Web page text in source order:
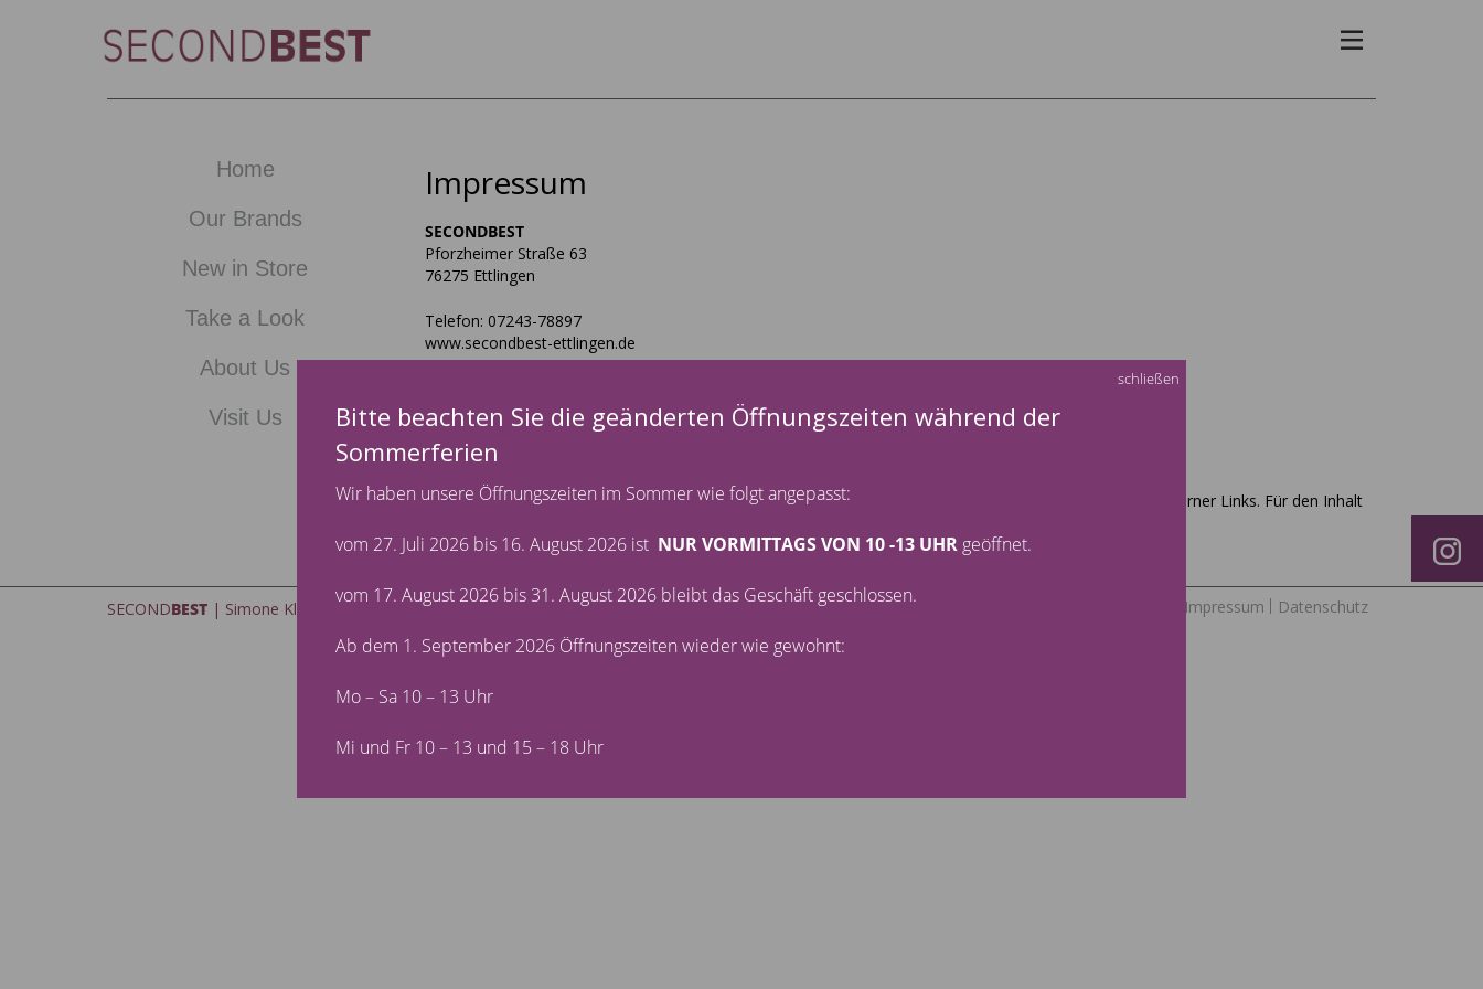
to
content
Home
Our Brands
New in Store
Take a Look
About Us
Visit Us
Impressum
SECONDBEST
Pforzheimer Straße 63
76275 Ettlingen
Telefon: 07243-78897
www.secondbest-ettlingen.de
Umsatzsteuer-Identifikationsnummer gemäß § 27 a
Umsatzsteuergesetz: DE 3112635610
Haftungshinweis: Trotz sorgfältiger inhaltlicher Kontrolle übernehmen wir keine Haftung für die Inhalte externer Links. Für den Inhalt
SECONDBEST | Simone Klüpfel | Pforzheimer Straße 63 | 76275 Ettlingen | Phone: 07243-78897 Impressum Datenschutz
Bitte beachten Sie die geänderten Öffnungszeiten während der
Sommerferien
Wir haben unsere Öffnungszeiten im Sommer wie folgt angepasst:
vom 27. Juli 2026 bis 16. August 2026 ist NUR VORMITTAGS VON 10 -13 UHRgeöffnet.
vom 17. August 2026 bis 31. August 2026 bleibt das Geschäft geschlossen.
Ab dem 1. September 2026 Öffnungszeiten wieder wie gewohnt:
Mo – Sa 10 – 13 Uhr
Mi und Fr 10 – 13 und 15 – 18 Uhr
schließen